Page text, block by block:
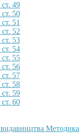
49
50
51
52
53
54
55
56
57
58
59
60
Методика